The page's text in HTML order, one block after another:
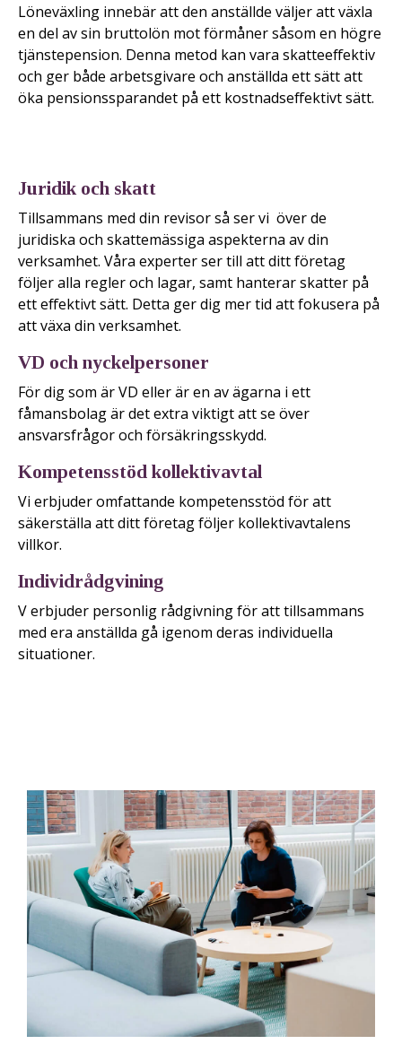
Löneväxling innebär att den anställde väljer att växla
en del av sin bruttolön mot förmåner såsom en högre
tjänstepension. Denna metod kan vara skatteeffektiv
och ger både arbetsgivare och anställda ett sätt att
öka pensionssparandet på ett kostnadseffektivt sätt.
Juridik och skatt
Tillsammans med din revisor så ser vi över de
juridiska och skattemässiga aspekterna av din
verksamhet. Våra experter ser till att ditt företag
följer alla regler och lagar, samt hanterar skatter på
ett effektivt sätt. Detta ger dig mer tid att fokusera på
att växa din verksamhet.
VD och nyckelpersoner
För dig som är VD eller är en av ägarna i ett
fåmansbolag är det extra viktigt att se över
ansvarsfrågor och försäkringsskydd.
Kompetensstöd kollektivavtal
Vi erbjuder omfattande kompetensstöd för att
säkerställa att ditt företag följer kollektivavtalens
villkor.
Individrådgvining
V erbjuder personlig rådgivning för att tillsammans
med era anställda gå igenom deras individuella
situationer.